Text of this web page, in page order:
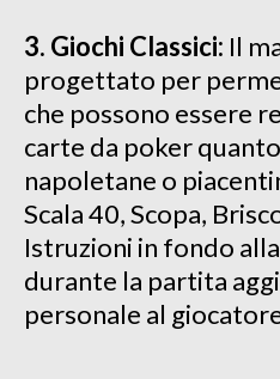
3. Giochi Classici: Il
progettato per
che possono essere
carte da poker
napoletane o
Scala 40, Scopa,
Istruzioni in fondo
durante la partita
personale al